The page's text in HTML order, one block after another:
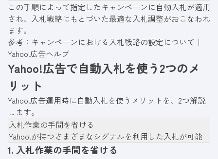
この手順によって指定したキャンペーンに自動入札が適用
され、入札戦略にもとづいた最適な入札調整がおこなわれ
ます。
参考： キャンペーンにおける入札戦略の設定について｜
Yahoo!広告ヘルプ
Yahoo!広告で自動入札を使う2つのメ
リット
Yahoo!広告運用時に自動入札を使うメリットを、2つ解説
します。
入札作業の手間を省ける
Yahoo!が持つさまざまなシグナルを利用した入札が可能
1. 入札作業の手間を省ける